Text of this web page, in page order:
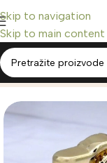
Skip to navigation
Skip to main content
Home/ Ronson Upaljači